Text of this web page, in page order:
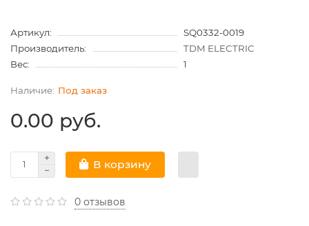
Артикул:
SQ0332-0019
Производитель:
TDM ELECTRIC
Вес:
1
Под заказ
0.00 руб.
В корзину
0 отзывов